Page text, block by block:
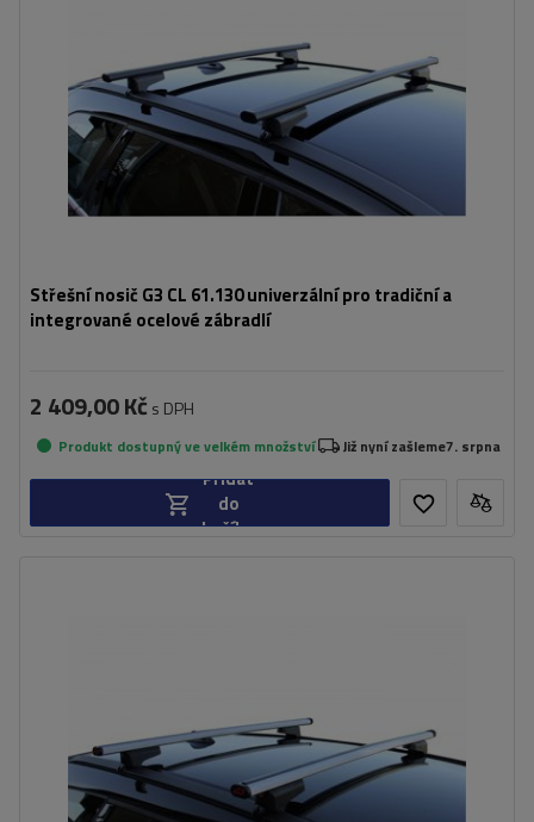
Střešní nosič G3 CL 61.130 univerzální pro tradiční a
integrované ocelové zábradlí
2 409,00 Kč s DPH
Produkt dostupný ve velkém množství Již nyní zašleme7. srpna
Přidat
do
košíku